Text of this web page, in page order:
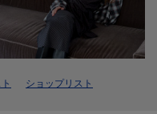
ショップリスト